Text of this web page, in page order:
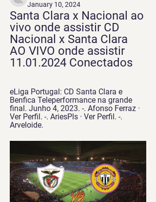
January 10, 2024
Santa Clara x Nacional ao
vivo onde assistir CD
Nacional x Santa Clara
AO VIVO onde assistir
11.01.2024 Conectados
eLiga Portugal: CD Santa Clara e
Benfica Teleperformance na grande
final. Junho 4, 2023. -. Afonso Ferraz ·
Ver Perfil. -. AriesPls · Ver Perfil. -.
Arveloide.